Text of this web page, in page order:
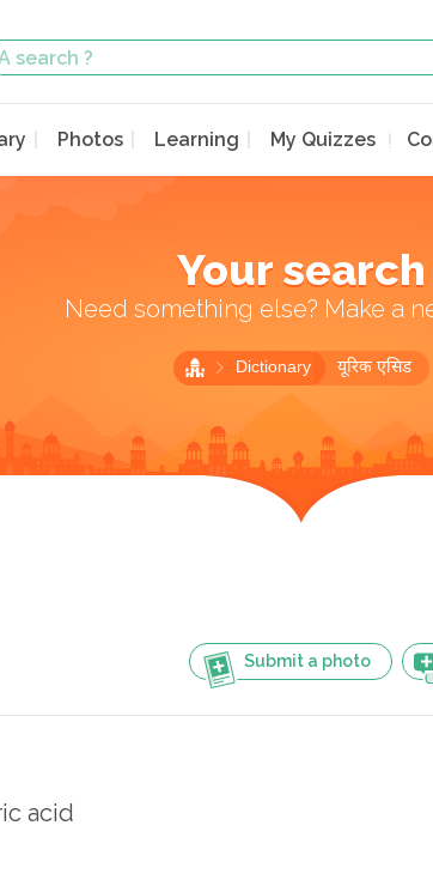
Photos Learning My Quizzes
Your search
Need something else? Make a
Dictionary यूरिक एसिड
Submit a photo
acid